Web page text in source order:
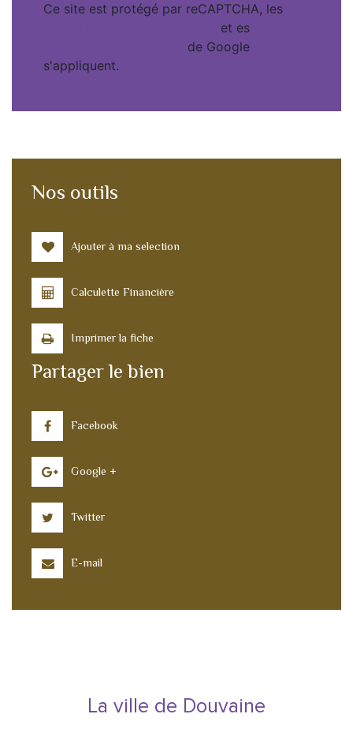
Ce site est protégé par reCAPTCHA, les
et es
de Google
s'appliquent.
Nos outils
Ajouter à ma selection
Calculette Financière
Imprimer la fiche
Partager le bien
Facebook
Google +
Twitter
E-mail
La ville de Douvaine